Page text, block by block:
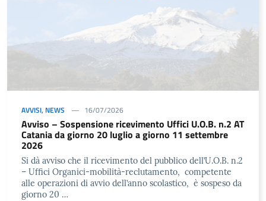
AVVISI, NEWS 16/07/2026
Avviso – Sospensione ricevimento Uffici U.O.B. n.2 AT
Catania da giorno 20 luglio a giorno 11 settembre
2026
Si dà avviso che il ricevimento del pubblico dell’U.O.B. n.2
– Uffici Organici-mobilità-reclutamento, competente
alle operazioni di avvio dell’anno scolastico, è sospeso da
giorno 20 …